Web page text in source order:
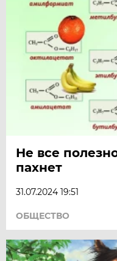
Не все
пахнет
31.07.2024 19:51
ОБЩЕСТВО